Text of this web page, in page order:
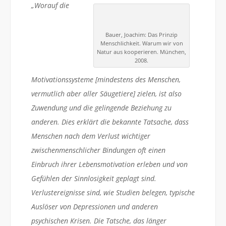
Bauer, Joachim: Das Prinzip
Menschlichkeit. Warum wir von
Natur aus kooperieren. München,
2008.
„Worauf die
Motivationssysteme [mindestens des Menschen,
vermutlich aber aller Säugetiere] zielen, ist also
Zuwendung und die gelingende Beziehung zu
anderen. Dies erklärt die bekannte Tatsache, dass
Menschen nach dem Verlust wichtiger
zwischenmenschlicher Bindungen oft einen
Einbruch ihrer Lebensmotivation erleben und von
Gefühlen der Sinnlosigkeit geplagt sind.
Verlustereignisse sind, wie Studien belegen, typische
Auslöser von Depressionen und anderen
psychischen Krisen. Die Tatsche, das länger